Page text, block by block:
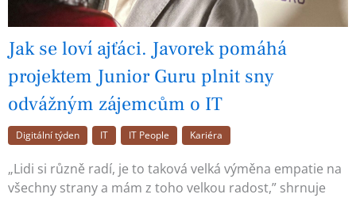
Jak se loví ajťáci. Javorek pomáhá
projektem Junior Guru plnit sny
odvážným zájemcům o IT
Digitální týden IT IT People Kariéra
„Lidi si různě radí, je to taková velká výměna empatie na
všechny strany a mám z toho velkou radost,” shrnuje